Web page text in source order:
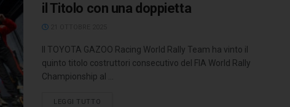
il Titolo con una doppietta
Il TOYOTA GAZOO Racing World Rally Team ha vinto il
quinto titolo costruttori consecutivo del FIA World Rally
Championship al ...
LEGGI TUTTO